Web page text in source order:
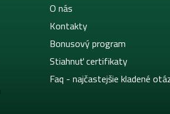
O nás
Kontakty
Bonusový program
Stiahnuť certifikaty
Faq - najčastejšie kladené